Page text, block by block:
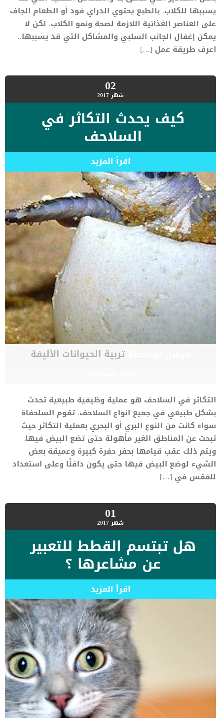
يسببها للكلاب. بالطبع يحتوي الدراي فود أو الطعام الجاف
على العناصر الغذائية اللازمة لصحة ونمو الكلاب. لكن لا
يمكن إغفال الجانب السلبي والمشاكل التي قد يسببها..
اعرف طريقة عمل […]
02شهر2017
كيف يحدث التكاثر في
السلاحف
اقرأ المزيد
مرسل بواسطةتربية الحيوانات الأليفة
التكاثر في السلاحف هو عملية وظيفية طبيعية تحدث
بشكل طبيعي في جميع انواع السلاحف. تقوم السلحفاة
سواء كانت من النوع البري أو البحري بعملية التكاثر حيث
تبحث عن المناطق الغير مأهولة حتى تضع البيض فيها.
ويتم ذلك عقب قيامها بحفر حفرة كبيرة وعميقة بعض
الشيء لوضع البيض فيها حتى يكون دافئًا وعلى استعداد
للفقس في […]
01شهر2017
هل تبتسم القطط للتعبير
عن مشاعرها ؟
اقرأ المزيد